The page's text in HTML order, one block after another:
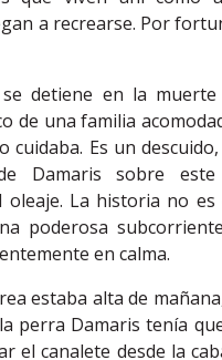
a recrearse. Por
detiene en la muerte
de una familia
cuidaba. Es un
Damaris sobre
oleaje. La historia no es
poderosa
en calma.
estaba alta de
perra Damaris tenía
el canalete desde la